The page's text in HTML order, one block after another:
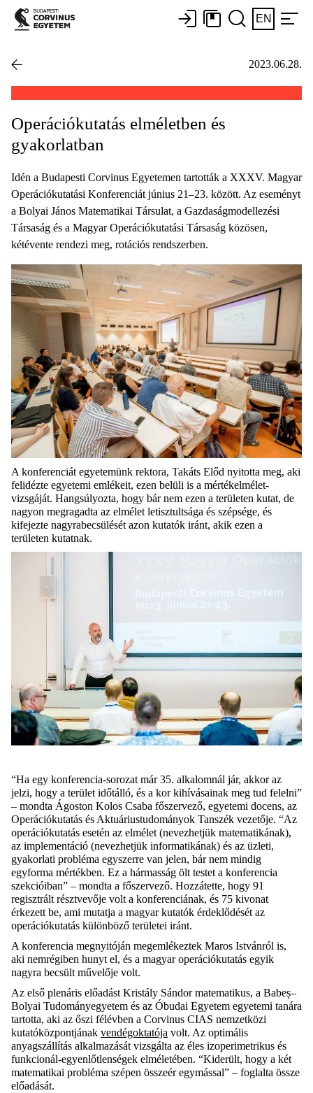
EN
2023.06.28.
Operációkutatás elméletben és
gyakorlatban
Idén a Budapesti Corvinus Egyetemen tartották a XXXV. Magyar
Operációkutatási Konferenciát június 21–23. között. Az eseményt
a Bolyai János Matematikai Társulat, a Gazdaságmodellezési
Társaság és a Magyar Operációkutatási Társaság közösen,
kétévente rendezi meg, rotációs rendszerben.
A konferenciát egyetemünk rektora, Takáts Előd nyitotta meg, aki
felidézte egyetemi emlékeit, ezen belüli is a mértékelmélet-
vizsgáját. Hangsúlyozta, hogy bár nem ezen a területen kutat, de
nagyon megragadta az elmélet letisztultsága és szépsége, és
kifejezte nagyrabecsülését azon kutatók iránt, akik ezen a
területen kutatnak.
“Ha egy konferencia-sorozat már 35. alkalomnál jár, akkor az
jelzi, hogy a terület időtálló, és a kor kihívásainak meg tud felelni”
– mondta Ágoston Kolos Csaba főszervező, egyetemi docens, az
Operációkutatás és Aktuáriustudományok Tanszék vezetője. “Az
operációkutatás esetén az elmélet (nevezhetjük matematikának),
az implementáció (nevezhetjük informatikának) és az üzleti,
gyakorlati probléma egyszerre van jelen, bár nem mindig
egyforma mértékben. Ez a hármasság ölt testet a konferencia
szekcióiban” – mondta a főszervező. Hozzátette, hogy 91
regisztrált résztvevője volt a konferenciának, és 75 kivonat
érkezett be, ami mutatja a magyar kutatók érdeklődését az
operációkutatás különböző területei iránt.
A konferencia megnyitóján megemlékeztek Maros Istvánról is,
aki nemrégiben hunyt el, és a magyar operációkutatás egyik
nagyra becsült művelője volt.
Az első plenáris előadást Kristály Sándor matematikus, a Babeș–
Bolyai Tudományegyetem és az Óbudai Egyetem egyetemi tanára
tartotta, aki az őszi félévben a Corvinus CIAS nemzetközi
kutatóközpontjának vendégoktatója volt. Az optimális
anyagszállítás alkalmazását vizsgálta az éles izoperimetrikus és
funkcionál-egyenlőtlenségek elméletében. “Kiderült, hogy a két
matematikai probléma szépen összeér egymással” – foglalta össze
előadását.